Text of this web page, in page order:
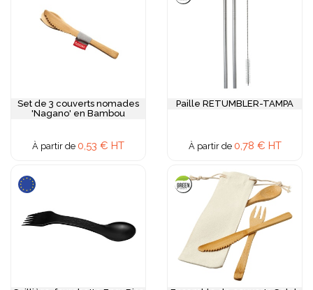
Set de 3 couverts nomades
'Nagano' en Bambou
À partir de 0,53 € HT
Paille RETUMBLER-TAMPA
À partir de 0,78 € HT